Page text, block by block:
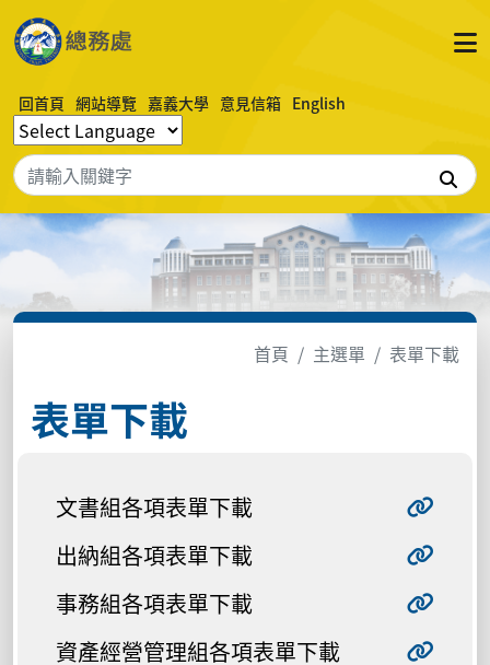
回首頁 網站導覽 嘉義大學 意見信箱 English
搜尋
首頁 主選單 表單下載
表單下載
文書組各項表單下載
出納組各項表單下載
事務組各項表單下載
資產經營管理組各項表單下載